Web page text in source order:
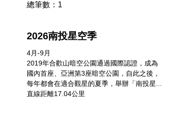
總筆數： 1
2026南投星空季
4月-9月
2019年合歡山暗空公園通過國際認證，成為
國內首座、亞洲第3座暗空公園，自此之後，
每年都會在適合觀星的夏季，舉辦「南投星...
直線距離17.04公里